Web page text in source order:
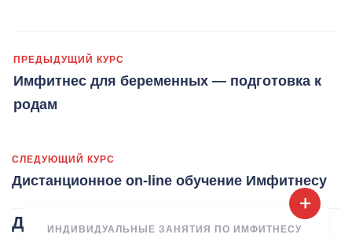
ПРЕДЫДУЩИЙ КУРС
Имфитнес для беременных — подготовка к
родам
СЛЕДУЮЩИЙ КУРС
Дистанционное on-line обучение Имфитнесу
Другие курсы
ИНДИВИДУАЛЬНЫЕ ЗАНЯТИЯ ПО ИМФИТНЕСУ